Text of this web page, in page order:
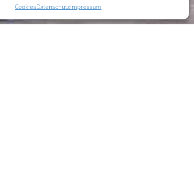
CookiesDatenschutzImpressum